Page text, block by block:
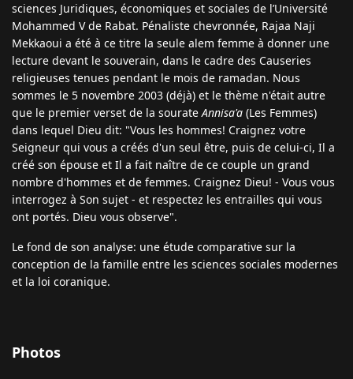
sciences Juridiques, économiques et sociales de l’Université
Mohammed V de Rabat. Pénaliste chevronnée, Rajaa Naji
Mekkaoui a été à ce titre la seule alem femme à donner une
lecture devant le souverain, dans le cadre des Causeries
religieuses tenues pendant le mois de ramadan. Nous
sommes le 5 novembre 2003 (déjà) et le thème n'était autre
que le premier verset de la sourateAnnisa'a (Les Femmes)
dans lequel Dieu dit: "Vous les hommes! Craignez votre
Seigneur qui vous a créés d'un seul être, puis de celui-ci, Il a
créé son épouse et Il a fait naître de ce couple un grand
nombre d'hommes et de femmes. Craignez Dieu! - Vous vous
interrogez à Son sujet - et respectez les entrailles qui vous
ont portés. Dieu vous observe".
Le fond de son analyse: une étude comparative sur la
conception de la famille entre les sciences sociales modernes
et la loi coranique.
Photos